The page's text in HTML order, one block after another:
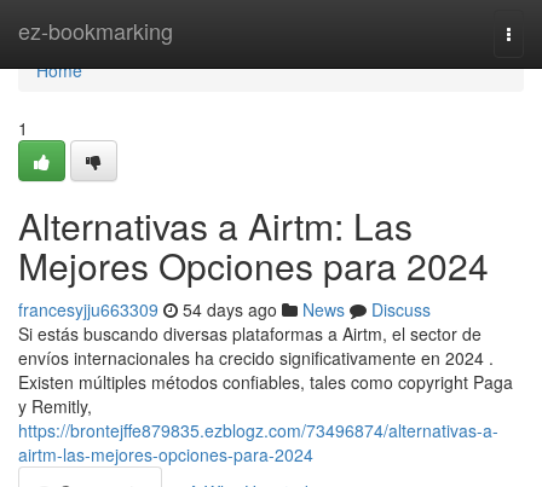
ez-bookmarking
Home
Home
1
Alternativas a Airtm: Las
Mejores Opciones para 2024
francesyjju663309 54 days ago News
Discuss
Si estás buscando diversas plataformas a Airtm, el sector de
envíos internacionales ha crecido significativamente en 2024 .
Existen múltiples métodos confiables, tales como copyright Paga
y Remitly,
https://brontejffe879835.ezblogz.com/73496874/alternativas-a-
airtm-las-mejores-opciones-para-2024